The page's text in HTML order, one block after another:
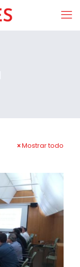
Mostrar todo